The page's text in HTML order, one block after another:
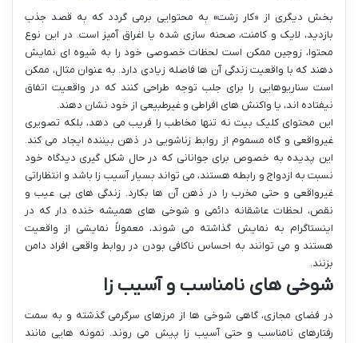
بخش دیگری از «کار زشت» به محتوایی برمی گردد که به قصد جذب
بازدید، لایک و کامنت، صحنه سازی شده یا اغراق آمیز است. در این نوع
محتوا، زوجین ممکن است لحظات خصوصی خود را به شیوه ای نمایش
دهند که با واقعیت زندگی آن ها فاصله زیادی دارد. به عنوان مثال، ممکن
است سناریوهایی را برای جلب توجه طراحی کنند که در واقعیت اتفاق
نیفتاده اند، یا واکنش های افراطی و غیرطبیعی از خود نشان دهند.
این محتوای کلیک بیت نه تنها مخاطب را فریب می دهد، بلکه تصویری
غیرواقعی و گاه مسموم از روابط زناشویی در ذهن بیننده ایجاد می کند.
این پدیده به خصوص برای جوانانی که در حال شکل گیری دیدگاه خود
نسبت به ازدواج و رابطه هستند، می تواند بسیار آسیب زا باشد و انتظاراتی
غیرواقعی و حتی مخرب را در ذهن آن ها بکارد. زندگی های بی عیب و
نقص، لحظات عاشقانه دائمی و شوخی های همیشه خنده دار که در
اینستاگرام به نمایش گذاشته می شوند، معمولاً نمایشی از واقعیت
هستند و می توانند به احساس ناکافی بودن در روابط واقعی افراد دامن
بزنند.
شوخی های نامناسب و آسیب زا
در فضای مجازی، گاهی شوخی ها از مرزهای سرگرمی گذشته و به سمت
رفتارهای نامناسب و حتی آسیب زا پیش می روند. نمونه هایی مانند